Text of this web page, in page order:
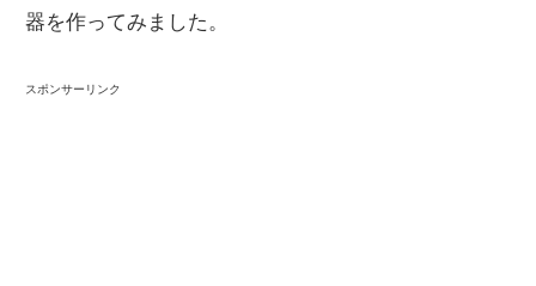
器を作ってみました。
スポンサーリンク